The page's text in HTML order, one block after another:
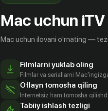
Mac uchun iTV
Mac uchun ilovani o'rnating —
Filmlarni yuklab oling
Filmlar va seriallarni
Oflayn tomosha qiling
Internetsiz ham tomosha
Tabiiy ishlash tezligi